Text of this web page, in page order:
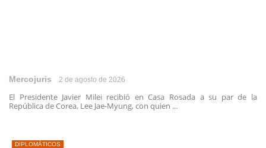
Mercojuris 2 de agosto de 2026
El Presidente Javier Milei recibió en Casa Rosada a su par de la
República de Corea, Lee Jae-Myung, con quien ...
DIPLOMÁTICOS